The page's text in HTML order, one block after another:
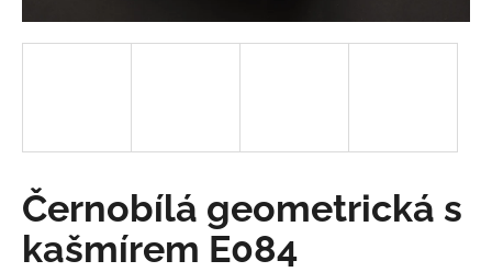
Černobílá geometrická s
kašmírem E084
a
HLEDAT